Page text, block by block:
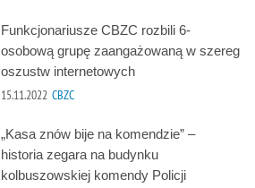
Funkcjonariusze CBZC rozbili 6-
osobową grupę zaangażowaną w szereg
oszustw internetowych
15.11.2022 CBZC
„Kasa znów bije na komendzie” –
historia zegara na budynku
kolbuszowskiej komendy Policji